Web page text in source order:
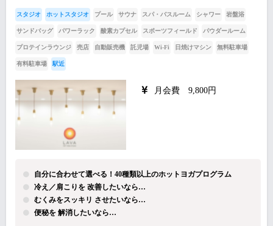
スタジオ ホットスタジオ プール サウナ スパ・バスルーム シャワー 岩盤浴
サンドバッグ パワーラック 酸素カプセル スポーツフィールド パウダールーム
プロテインラウンジ 売店 自動販売機 託児場 Wi-Fi 日焼けマシン 無料駐車場
有料駐車場 駅近
月会費 9,800円
自分に合わせて選べる！40種類以上のホットヨガプログラム
冷え／肩こりを 改善したいなら…
むくみをスッキリ させたいなら…
便秘を 解消したいなら…